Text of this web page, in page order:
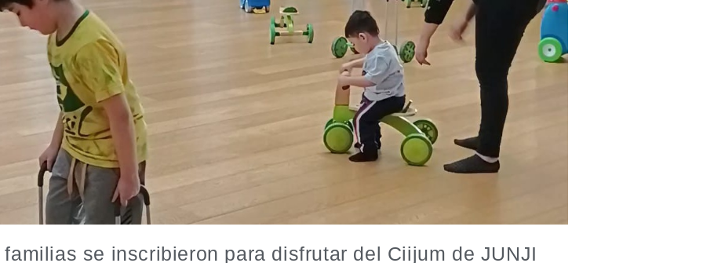
familias se inscribieron para disfrutar del Ciijum de JUNJI